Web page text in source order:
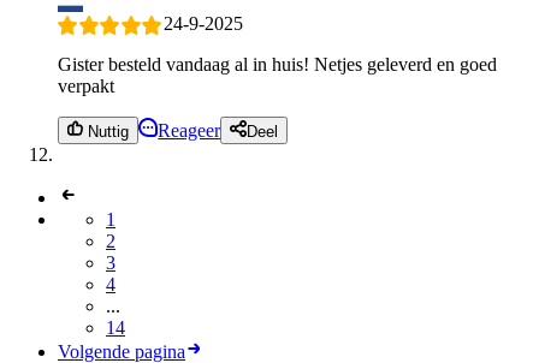
24-9-2025
Gister besteld vandaag al in huis! Netjes geleverd en goed
verpakt
Nuttig Reageer Deel
1
2
3
4
...
14
Volgende pagina